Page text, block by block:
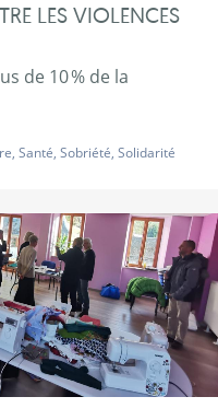
LES VIOLENCES
de 10 % de la
, Santé, Sobriété, Solidarité